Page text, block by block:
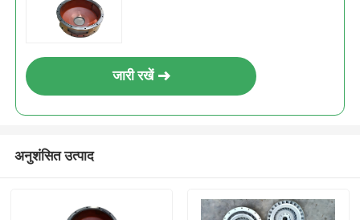
जारी रखें
अनुशंसित उत्पाद